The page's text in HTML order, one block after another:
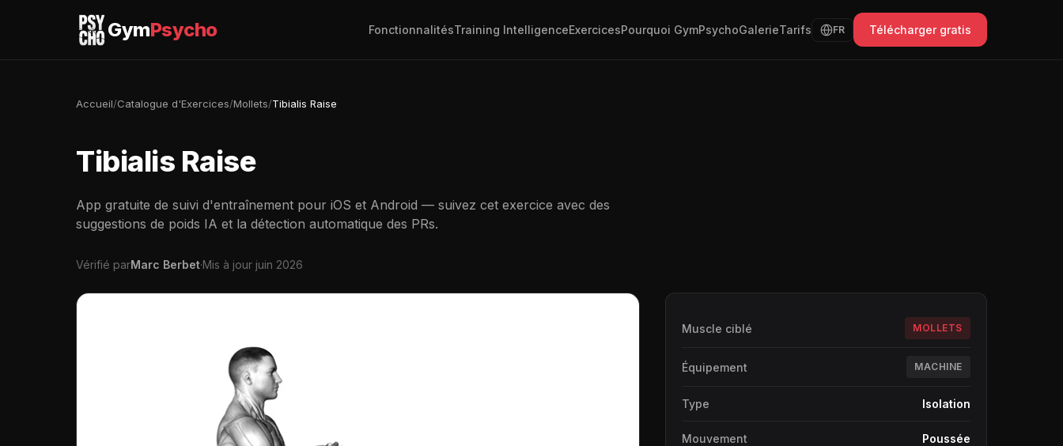
GymPsycho FonctionnalitésTraining IntelligenceExercicesPourquoi GymPsychoGalerieTarifs FR Télécharger gratis
Accueil/Catalogue d'Exercices/Mollets/Tibialis Raise
Tibialis Raise
App gratuite de suivi d'entraînement pour iOS et Android — suivez cet exercice avec des
suggestions de poids IA et la détection automatique des PRs.
Vérifié parMarc Berbet·Mis à jour juin 2026
Muscle ciblé MOLLETS
Équipement MACHINE
Type Isolation
Mouvement Poussée